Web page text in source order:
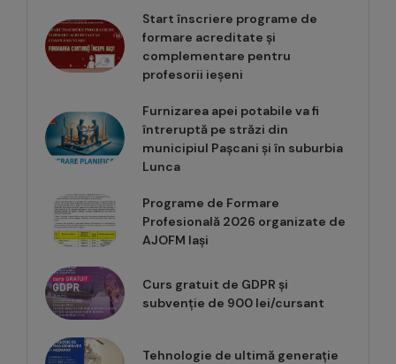
Start înscriere programe de
formare acreditate și
complementare pentru
profesorii ieșeni
Furnizarea apei potabile va fi
întreruptă pe străzi din
municipiul Pașcani și în suburbia
Lunca
Programe de Formare
Profesională 2026 organizate de
AJOFM Iași
Curs gratuit de GDPR și
subvenție de 900 lei/cursant
Tehnologie de ultimă generație